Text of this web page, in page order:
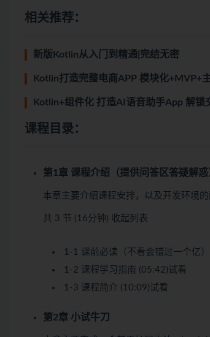
相关推荐：
新版Kotlin从入门到精通|完结无密
Kotlin打造完整电商APP 模块化+MVP+
Kotlin+组件化 打造AI语音助手App 解锁
课程目录：
第1章 课程介绍（提供问答区答疑解惑
本章主要介绍课程安排，以及开发环境
共 3 节 (16分钟) 收起列表
1-1 课前必读（不看会错过一个亿）
1-2 课程学习指南 (05:42)试看
1-3 课程简介 (10:09)试看
第2章 小试牛刀